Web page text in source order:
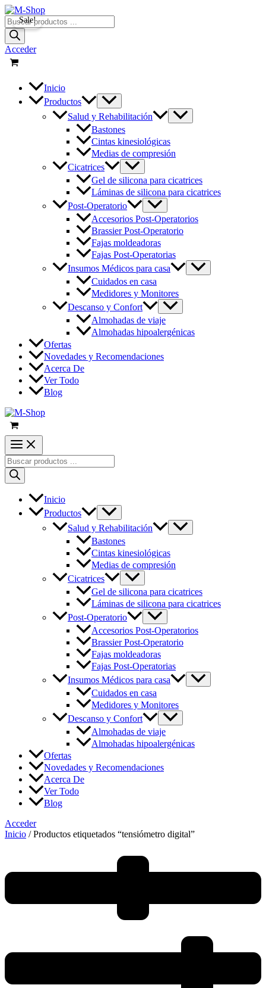
Ir
al
contenido
Búsqueda
de
productos
Acceder
Inicio
Productos
Salud y Rehabilitación
Bastones
Cintas kinesiológicas
Medias de compresión
Cicatrices
Gel de silicona para cicatrices
Láminas de silicona para cicatrices
Post-Operatorio
Accesorios Post-Operatorios
Brassier Post-Operatorio
Fajas moldeadoras
Fajas Post-Operatorias
Insumos Médicos para casa
Cuidados en casa
Medidores y Monitores
Descanso y Confort
Almohadas de viaje
Almohadas hipoalergénicas
Ofertas
Novedades y Recomendaciones
Acerca De
Ver Todo
Blog
Búsqueda
de
productos
Inicio
Productos
Salud y Rehabilitación
Bastones
Cintas kinesiológicas
Medias de compresión
Cicatrices
Gel de silicona para cicatrices
Láminas de silicona para cicatrices
Post-Operatorio
Accesorios Post-Operatorios
Brassier Post-Operatorio
Fajas moldeadoras
Fajas Post-Operatorias
Insumos Médicos para casa
Cuidados en casa
Medidores y Monitores
Descanso y Confort
Almohadas de viaje
Almohadas hipoalergénicas
Ofertas
Novedades y Recomendaciones
Acerca De
Ver Todo
Blog
Acceder
Inicio / Productos etiquetados “tensiómetro digital”
Sale!